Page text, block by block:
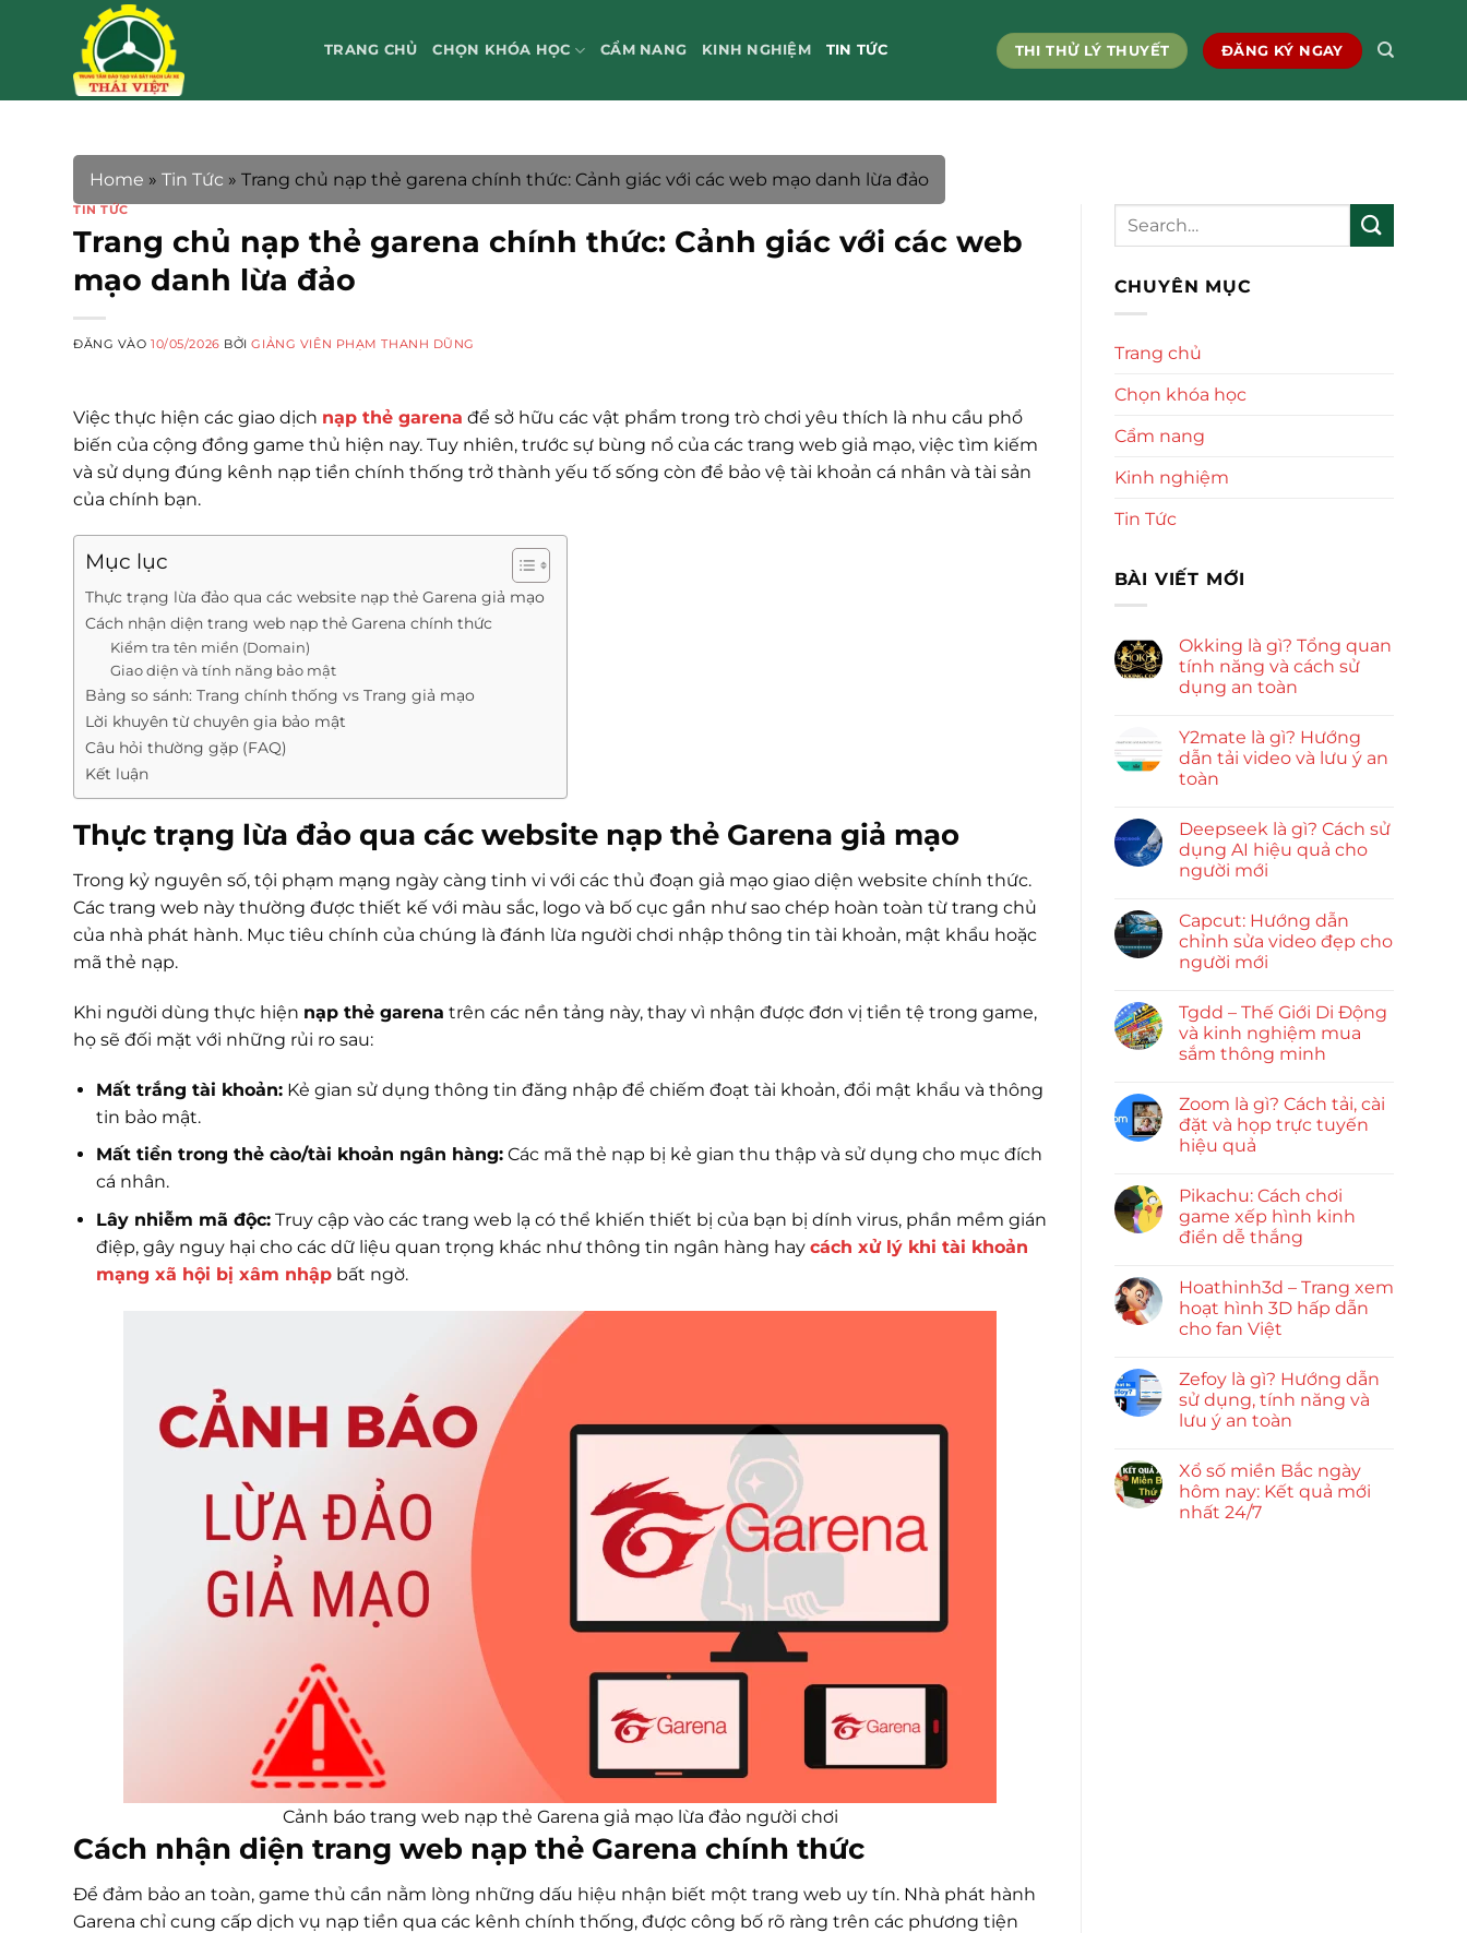
TRANG CHỦ CHỌN KHÓA HỌC CẨM NANG KINH NGHIỆM TIN TỨC THI THỬ LÝ THUYẾT ĐĂNG KÝ NGAY
Home » Tin Tức » Trang chủ nạp thẻ garena chính thức: Cảnh giác với các web mạo danh lừa đảo
TIN TỨC
Trang chủ nạp thẻ garena chính thức: Cảnh giác với các web
mạo danh lừa đảo
ĐĂNG VÀO10/05/2026 BỞIGIẢNG VIÊN PHẠM THANH DŨNG
Việc thực hiện các giao dịch nạp thẻ garena để sở hữu các vật phẩm trong trò chơi yêu thích là nhu cầu phổ
biến của cộng đồng game thủ hiện nay. Tuy nhiên, trước sự bùng nổ của các trang web giả mạo, việc tìm kiếm
và sử dụng đúng kênh nạp tiền chính thống trở thành yếu tố sống còn để bảo vệ tài khoản cá nhân và tài sản
của chính bạn.
Mục lục
Thực trạng lừa đảo qua các website nạp thẻ Garena giả mạo
Cách nhận diện trang web nạp thẻ Garena chính thức
Kiểm tra tên miền (Domain)
Giao diện và tính năng bảo mật
Bảng so sánh: Trang chính thống vs Trang giả mạo
Lời khuyên từ chuyên gia bảo mật
Câu hỏi thường gặp (FAQ)
Kết luận
Thực trạng lừa đảo qua các website nạp thẻ Garena giả mạo
Trong kỷ nguyên số, tội phạm mạng ngày càng tinh vi với các thủ đoạn giả mạo giao diện website chính thức.
Các trang web này thường được thiết kế với màu sắc, logo và bố cục gần như sao chép hoàn toàn từ trang chủ
của nhà phát hành. Mục tiêu chính của chúng là đánh lừa người chơi nhập thông tin tài khoản, mật khẩu hoặc
mã thẻ nạp.
Khi người dùng thực hiện nạp thẻ garena trên các nền tảng này, thay vì nhận được đơn vị tiền tệ trong game,
họ sẽ đối mặt với những rủi ro sau:
Mất trắng tài khoản:Kẻ gian sử dụng thông tin đăng nhập để chiếm đoạt tài khoản, đổi mật khẩu và thông
tin bảo mật.
Mất tiền trong thẻ cào/tài khoản ngân hàng:Các mã thẻ nạp bị kẻ gian thu thập và sử dụng cho mục đích
cá nhân.
Lây nhiễm mã độc:Truy cập vào các trang web lạ có thể khiến thiết bị của bạn bị dính virus, phần mềm gián
điệp, gây nguy hại cho các dữ liệu quan trọng khác như thông tin ngân hàng hay cách xử lý khi tài khoản
mạng xã hội bị xâm nhậpbất ngờ.
Cảnh báo trang web nạp thẻ Garena giả mạo lừa đảo người chơi
Cách nhận diện trang web nạp thẻ Garena chính thức
Để đảm bảo an toàn, game thủ cần nằm lòng những dấu hiệu nhận biết một trang web uy tín. Nhà phát hành
Garena chỉ cung cấp dịch vụ nạp tiền qua các kênh chính thống, được công bố rõ ràng trên các phương tiện
CHUYÊN MỤC
Trang chủ
Chọn khóa học
Cẩm nang
Kinh nghiệm
Tin Tức
BÀI VIẾT MỚI
Okking là gì? Tổng quan
tính năng và cách sử
dụng an toàn
Y2mate là gì? Hướng
dẫn tải video và lưu ý an
toàn
Deepseek là gì? Cách sử
dụng AI hiệu quả cho
người mới
Capcut: Hướng dẫn
chỉnh sửa video đẹp cho
người mới
Tgdd – Thế Giới Di Động
và kinh nghiệm mua
sắm thông minh
Zoom là gì? Cách tải, cài
đặt và họp trực tuyến
hiệu quả
Pikachu: Cách chơi
game xếp hình kinh
điển dễ thắng
Hoathinh3d – Trang xem
hoạt hình 3D hấp dẫn
cho fan Việt
Zefoy là gì? Hướng dẫn
sử dụng, tính năng và
lưu ý an toàn
Xổ số miền Bắc ngày
hôm nay: Kết quả mới
nhất 24/7